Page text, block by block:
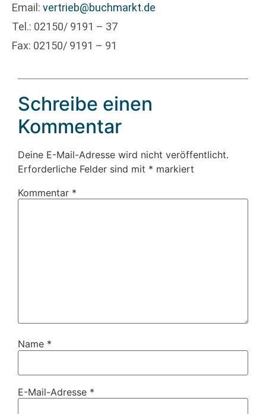
Email: vertrieb@buchmarkt.de
Tel.: 02150/ 9191 – 37
Fax: 02150/ 9191 – 91
Schreibe einen
Kommentar
Deine E-Mail-Adresse wird nicht veröffentlicht.
Erforderliche Felder sind mit * markiert
Kommentar *
Name *
E-Mail-Adresse *